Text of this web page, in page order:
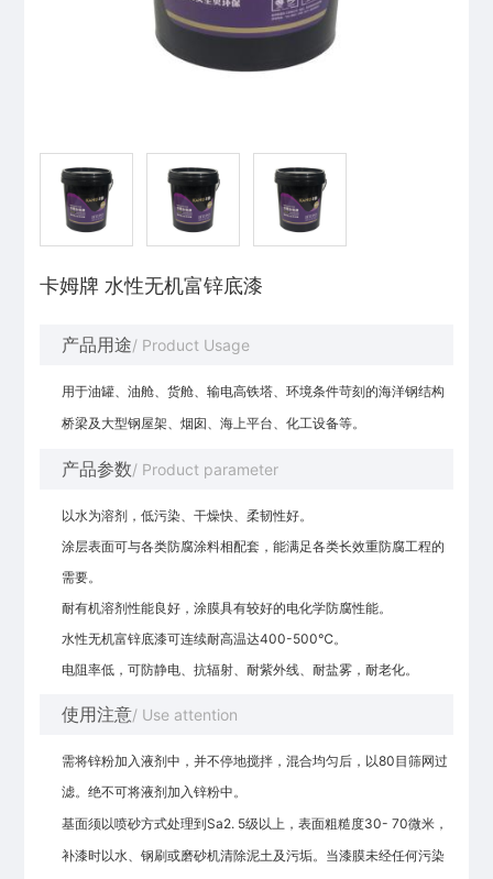
卡姆牌 水性无机富锌底漆
产品用途/ Product Usage
用于油罐、油舱、货舱、输电高铁塔、环境条件苛刻的海洋钢结构
桥梁及大型钢屋架、烟囱、海上平台、化工设备等。
产品参数/ Product parameter
以水为溶剂，低污染、干燥快、柔韧性好。
涂层表面可与各类防腐涂料相配套，能满足各类长效重防腐工程的
需要。
耐有机溶剂性能良好，涂膜具有较好的电化学防腐性能。
水性无机富锌底漆可连续耐高温达400-500℃。
电阻率低，可防静电、抗辐射、耐紫外线、耐盐雾，耐老化。
使用注意/ Use attention
需将锌粉加入液剂中，并不停地搅拌，混合均匀后，以80目筛网过
滤。绝不可将液剂加入锌粉中。
基面须以喷砂方式处理到Sa2. 5级以上，表面粗糙度30- 70微米，
补漆时以水、钢刷或磨砂机清除泥土及污垢。当漆膜未经任何污染